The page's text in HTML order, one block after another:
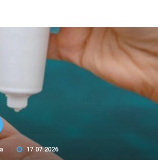
17.07.2026